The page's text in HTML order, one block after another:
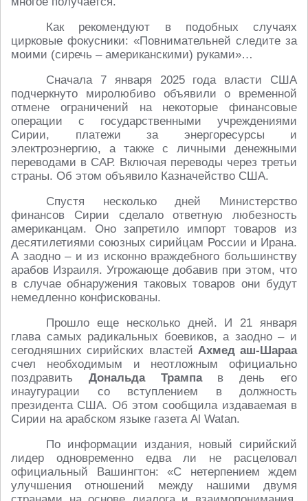
Как рекомендуют в подобных случаях
цирковые фокусники: «Повнимательней следите за
моими (сиречь – американскими) руками»…
Сначала 7 января 2025 года власти США
подчеркнуто миролюбиво объявили о временной
отмене ограничений на некоторые финансовые
операции с государственными учреждениями
Сирии, платежи за энергоресурсы и
электроэнергию, а также с личными денежными
переводами в САР. Включая переводы через третьи
страны. Об этом объявило Казначейство США.
Спустя несколько дней Министерство
финансов Сирии сделало ответную любезность
американцам. Оно запретило импорт товаров из
десятилетиями союзных сирийцам России и Ирана.
А заодно – и из исконно враждебного большинству
арабов Израиля. Угрожающе добавив при этом, что
в случае обнаружения таковых товаров они будут
немедленно конфискованы.
Прошло еще несколько дней. И 21 января
глава самых радикальных боевиков, а заодно – и
сегодняшних сирийских властей Ахмед аш-Шараа
счел необходимым и неотложным официально
поздравить Дональда Трампав день его
инаугурации со вступлением в должность
президента США. Об этом сообщила издаваемая в
Сирии на арабском языке газета Al Watan.
По информации издания, новый сирийский
лидер одновременно едва ли не расцеловал
официальный Вашингтон: «С нетерпением ждем
улучшения отношений между нашими двумя